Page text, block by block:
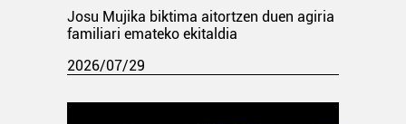
Josu Mujika biktima aitortzen duen agiria
familiari emateko ekitaldia
2026/07/29